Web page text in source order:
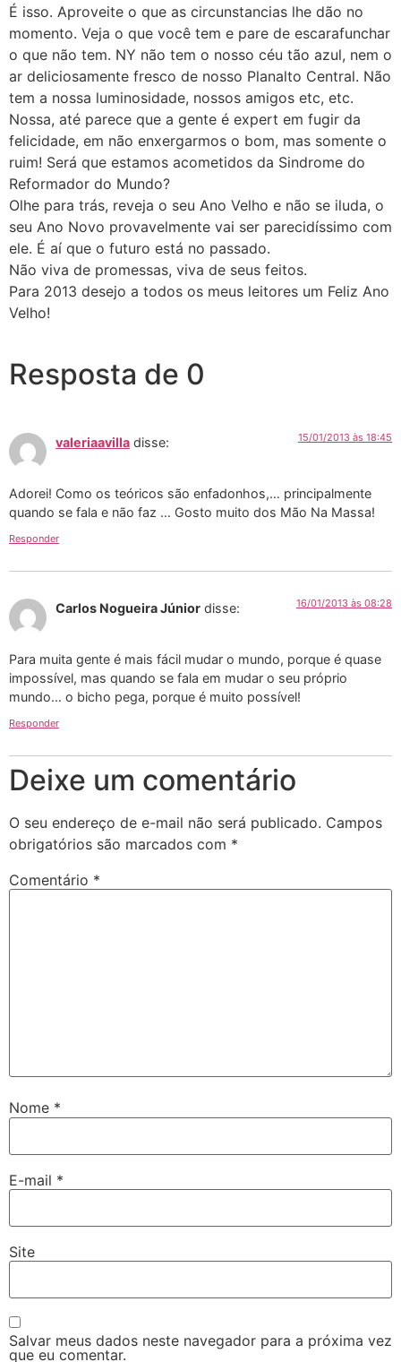
É isso. Aproveite o que as circunstancias lhe dão no
momento. Veja o que você tem e pare de escarafunchar
o que não tem. NY não tem o nosso céu tão azul, nem o
ar deliciosamente fresco de nosso Planalto Central. Não
tem a nossa luminosidade, nossos amigos etc, etc.
Nossa, até parece que a gente é expert em fugir da
felicidade, em não enxergarmos o bom, mas somente o
ruim! Será que estamos acometidos da Sindrome do
Reformador do Mundo?
Olhe para trás, reveja o seu Ano Velho e não se iluda, o
seu Ano Novo provavelmente vai ser parecidíssimo com
ele. É aí que o futuro está no passado.
Não viva de promessas, viva de seus feitos.
Para 2013 desejo a todos os meus leitores um Feliz Ano
Velho!
Resposta de 0
valeriaavilla disse: 15/01/2013 às 18:45
Adorei! Como os teóricos são enfadonhos,… principalmente
quando se fala e não faz … Gosto muito dos Mão Na Massa!
Responder
Carlos Nogueira Júnior disse: 16/01/2013 às 08:28
Para muita gente é mais fácil mudar o mundo, porque é quase
impossível, mas quando se fala em mudar o seu próprio
mundo… o bicho pega, porque é muito possível!
Responder
Deixe um comentário
O seu endereço de e-mail não será publicado. Campos
obrigatórios são marcados com *
Comentário *
Nome *
E-mail *
Site
Salvar meus dados neste navegador para a próxima vez
que eu comentar.